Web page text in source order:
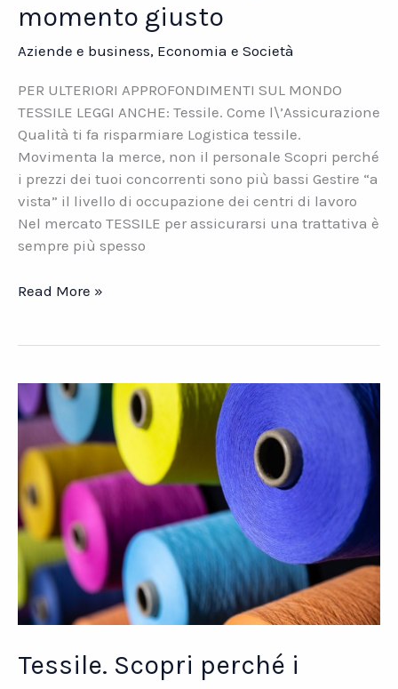
momento giusto
Aziende e business, Economia e Società
PER ULTERIORI APPROFONDIMENTI SUL MONDO
TESSILE LEGGI ANCHE: Tessile. Come l\’Assicurazione
Qualità ti fa risparmiare Logistica tessile.
Movimenta la merce, non il personale Scopri perché
i prezzi dei tuoi concorrenti sono più bassi Gestire “a
vista” il livello di occupazione dei centri di lavoro
Nel mercato TESSILE per assicurarsi una trattativa è
sempre più spesso
Settore
prezzo
giusto
al
momento
giusto
Read More »
Tessile. Scopri perché i